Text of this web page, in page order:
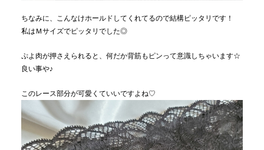
ちなみに、こんなけホールドしてくれてるので結構ピッタリです！
私はＭサイズでピッタリでした◎
ぷよ肉が押さえられると、何だか背筋もピンって意識しちゃいます☆
良い事や♪
このレース部分が可愛くていいですよね♡